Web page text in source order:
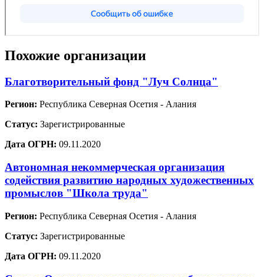
Похожие организации
Благотворительный фонд "Луч Солнца"
Регион: Республика Северная Осетия - Алания
Статус: Зарегистрированные
Дата ОГРН: 09.11.2020
Автономная некоммерческая организация
содействия развитию народных художественных
промыслов "Школа труда"
Регион: Республика Северная Осетия - Алания
Статус: Зарегистрированные
Дата ОГРН: 09.11.2020